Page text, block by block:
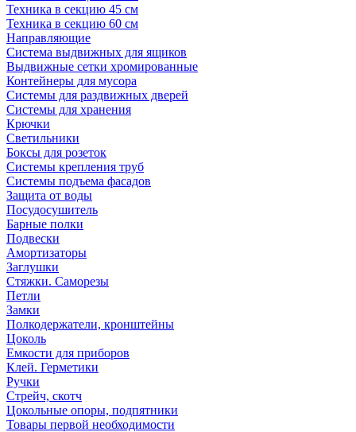
Техника в секцию 45 см
Техника в секцию 60 см
Направляющие
Система выдвижных для ящиков
Выдвижные сетки хромированные
Контейнеры для мусора
Системы для раздвижных дверей
Системы для хранения
Крючки
Светильники
Боксы для розеток
Системы крепления труб
Системы подъема фасадов
Защита от воды
Посудосушитель
Барные полки
Подвески
Амортизаторы
Заглушки
Стяжки. Саморезы
Петли
Замки
Полкодержатели, кронштейны
Цоколь
Емкости для приборов
Клей. Герметики
Ручки
Стрейч, скотч
Цокольные опоры, подпятники
Товары первой необходимости